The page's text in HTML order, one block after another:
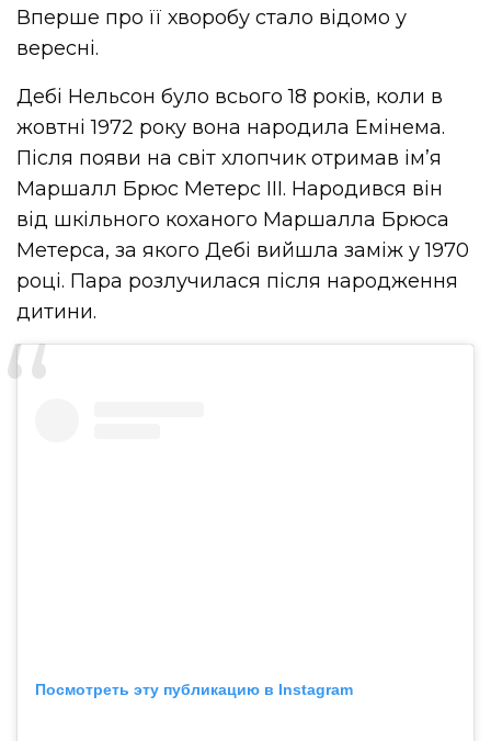
Вперше про її хворобу стало відомо у
вересні.
Дебі Нельсон було всього 18 років, коли в
жовтні 1972 року вона народила Емінема.
Після появи на світ хлопчик отримав ім’я
Маршалл Брюс Метерс III. Народився він
від шкільного коханого Маршалла Брюса
Метерса, за якого Дебі вийшла заміж у 1970
році. Пара розлучилася після народження
дитини.
Посмотреть эту публикацию в Instagram